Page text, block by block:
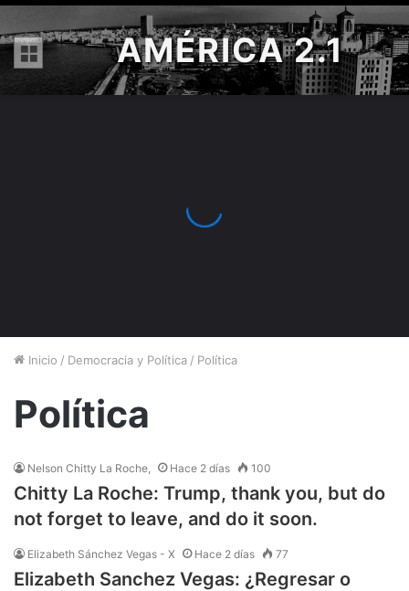
Menú
AMÉRICA 2.1
Inicio / Democracia y Política / Política
Política
Nelson Chitty La Roche, Hace 2 días 100
Chitty La Roche: Trump, thank you, but do
not forget to leave, and do it soon.
Elizabeth Sánchez Vegas - X Hace 2 días 77
Elizabeth Sanchez Vegas: ¿Regresar o